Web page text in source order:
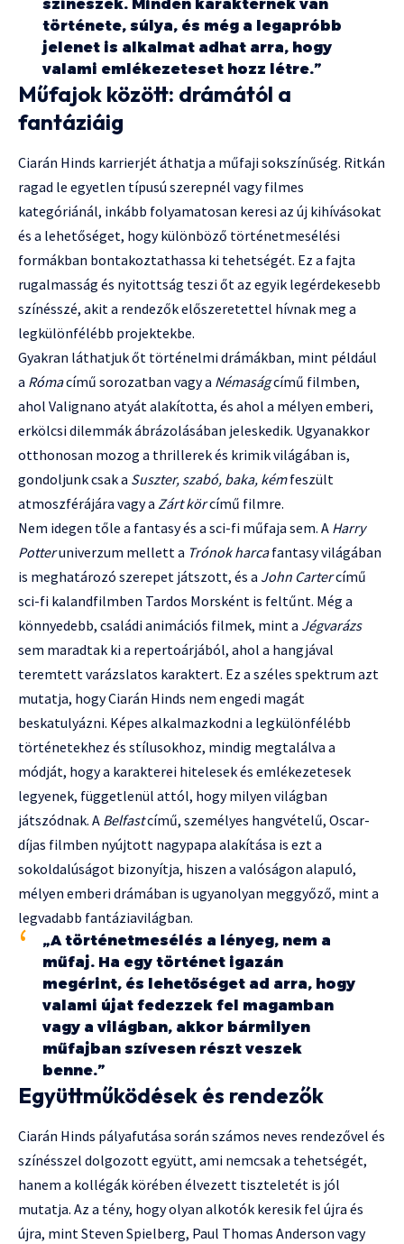
színészek. Minden karakternek van
története, súlya, és még a legapróbb
jelenet is alkalmat adhat arra, hogy
valami emlékezeteset hozz létre.”
Műfajok között: drámától a
fantáziáig
Ciarán Hinds karrierjét áthatja a műfaji sokszínűség. Ritkán
ragad le egyetlen típusú szerepnél vagy filmes
kategóriánál, inkább folyamatosan keresi az új kihívásokat
és a lehetőséget, hogy különböző történetmesélési
formákban bontakoztathassa ki tehetségét. Ez a fajta
rugalmasság és nyitottság teszi őt az egyik legérdekesebb
színésszé, akit a rendezők előszeretettel hívnak meg a
legkülönfélébb projektekbe.
Gyakran láthatjuk őt történelmi drámákban, mint például
a Rómacímű sorozatban vagy a Némaságcímű filmben,
ahol Valignano atyát alakította, és ahol a mélyen emberi,
erkölcsi dilemmák ábrázolásában jeleskedik. Ugyanakkor
otthonosan mozog a thrillerek és krimik világában is,
gondoljunk csak a Suszter, szabó, baka, kémfeszült
atmoszférájára vagy a Zárt körcímű filmre.
Nem idegen tőle a fantasy és a sci-fi műfaja sem. A Harry
Potteruniverzum mellett a Trónok harcafantasy világában
is meghatározó szerepet játszott, és a John Cartercímű
sci-fi kalandfilmben Tardos Morsként is feltűnt. Még a
könnyedebb, családi animációs filmek, mint a Jégvarázs
sem maradtak ki a repertoárjából, ahol a hangjával
teremtett varázslatos karaktert. Ez a széles spektrum azt
mutatja, hogy Ciarán Hinds nem engedi magát
beskatulyázni. Képes alkalmazkodni a legkülönfélébb
történetekhez és stílusokhoz, mindig megtalálva a
módját, hogy a karakterei hitelesek és emlékezetesek
legyenek, függetlenül attól, hogy milyen világban
játszódnak. A Belfastcímű, személyes hangvételű, Oscar-
díjas filmben nyújtott nagypapa alakítása is ezt a
sokoldalúságot bizonyítja, hiszen a valóságon alapuló,
mélyen emberi drámában is ugyanolyan meggyőző, mint a
legvadabb fantáziavilágban.
„A történetmesélés a lényeg, nem a
műfaj. Ha egy történet igazán
megérint, és lehetőséget ad arra, hogy
valami újat fedezzek fel magamban
vagy a világban, akkor bármilyen
műfajban szívesen részt veszek
benne.”
Együttműködések és rendezők
Ciarán Hinds pályafutása során számos neves rendezővel és
színésszel dolgozott együtt, ami nemcsak a tehetségét,
hanem a kollégák körében élvezett tiszteletét is jól
mutatja. Az a tény, hogy olyan alkotók keresik fel újra és
újra, mint Steven Spielberg, Paul Thomas Anderson vagy